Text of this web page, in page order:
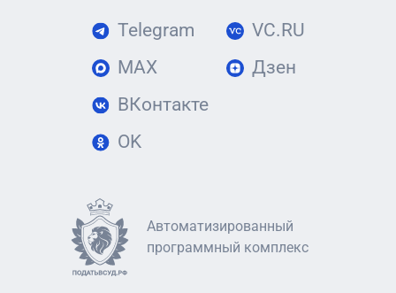
Telegram
MAX
ВКонтакте
OK
VC.RU
Дзен
Автоматизированный
программный комплекс